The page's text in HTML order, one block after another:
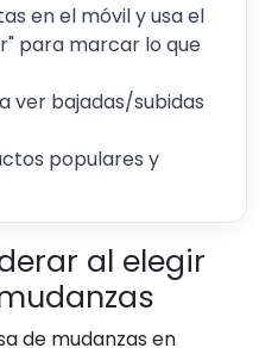
en el móvil y usa el
para marcar lo que
ver bajadas/subidas
populares y
al elegir
de mudanzas en